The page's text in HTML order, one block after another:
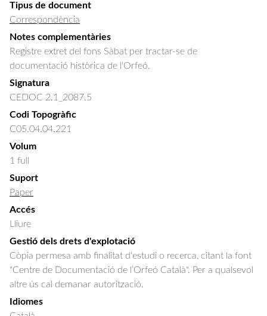
Tipus de document
Correspondència
Notes complementàries
Registre extret del fons Sàbat per tractar-se de
documentació històrica de l'Orfeó.
Signatura
CEDOC 2.1_2087.5
Codi Topogràfic
C05.04.04.221
Volum
1 full
Suport
Paper
Accés
Lliure
Gestió dels drets d'explotació
Còpia permesa amb finalitat d'estudi o recerca, citant la font
"Centre de Documentació de l’Orfeó Català". Per a qualsevol
altre ús cal demanar autorització.
Idiomes